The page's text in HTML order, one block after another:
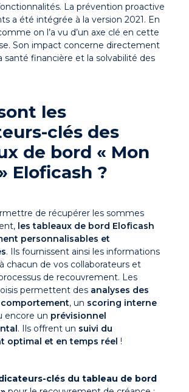
La prévention proactive
a été intégrée à la version 2021. En
on l’a vu d’un axe clé en cette
Son impact concerne directement
santé financière et la solvabilité des
les
clés des
de bord « Mon
Eloficash ?
de récupérer les sommes
les tableaux de bord Eloficash
personnalisables et
. Ils fournissent ainsi les informations
chacun de vos collaborateurs et
de recouvrement. Les
permettent des analyses des
, un scoring interne
encore un prévisionnel
. Ils offrent un suivi du
optimal et en temps réel !
clés du tableau de bord